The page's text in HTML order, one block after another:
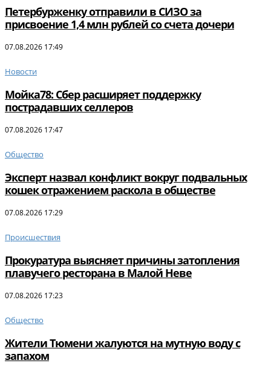
Петербурженку отправили в СИЗО за
присвоение 1,4 млн рублей со счета дочери
07.08.2026 17:49
Новости
Мойка78: Сбер расширяет поддержку
пострадавших селлеров
07.08.2026 17:47
Общество
Эксперт назвал конфликт вокруг подвальных
кошек отражением раскола в обществе
07.08.2026 17:29
Происшествия
Прокуратура выясняет причины затопления
плавучего ресторана в Малой Неве
07.08.2026 17:23
Общество
Жители Тюмени жалуются на мутную воду с
запахом